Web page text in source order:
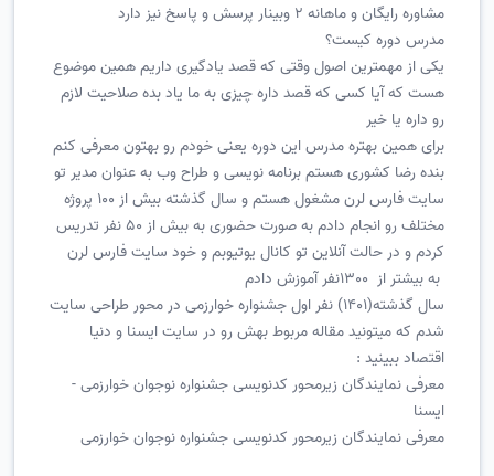
مشاوره رایگان و ماهانه 2 وبینار پرسش و پاسخ نیز دارد
مدرس دوره کیست؟
یکی از مهمترین اصول وقتی که قصد یادگیری داریم همین موضوع
هست که آیا کسی که قصد داره چیزی به ما یاد بده صلاحیت لازم
رو داره یا خیر
برای همین بهتره مدرس این دوره یعنی خودم رو بهتون معرفی کنم
بنده رضا کشوری هستم برنامه نویسی و طراح وب به عنوان مدیر تو
سایت فارس لرن مشغول هستم و سال گذشته بیش از 100 پروژه
مختلف رو انجام دادم به صورت حضوری به بیش از 50 نفر تدریس
کردم و در حالت آنلاین تو کانال یوتیوبم و خود سایت فارس لرن
به بیشتر از 1300نفر آموزش دادم
سال گذشته(1401) نفر اول جشنواره خوارزمی در محور طراحی سایت
شدم که میتونید مقاله مربوط بهش رو در سایت ایسنا و دنیا
اقتصاد ببینید :
معرفی نمایندگان زیرمحور کدنویسی جشنواره نوجوان خوارزمی -
ایسنا
معرفی نمایندگان زیرمحور کدنویسی جشنواره نوجوان خوارزمی